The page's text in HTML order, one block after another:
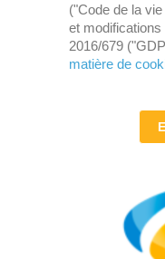
("Code de la
et
2016/679
matière de